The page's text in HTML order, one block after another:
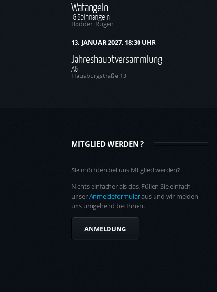
Watangeln
IG Spinnangeln
Bodden Rügen
13. JANUAR 2027, 18:30 UHR
Jahreshauptversammlung
AG
Hausburgstraße 13
MITGLIED WERDEN ?
Sie möchten bei uns Mitglied werden?
Nichts einfacher als das. Füllen Sie einfach
unserAnmeldeformularaus und wir melden
uns umgehend bei Ihnen.
ANMELDUNG